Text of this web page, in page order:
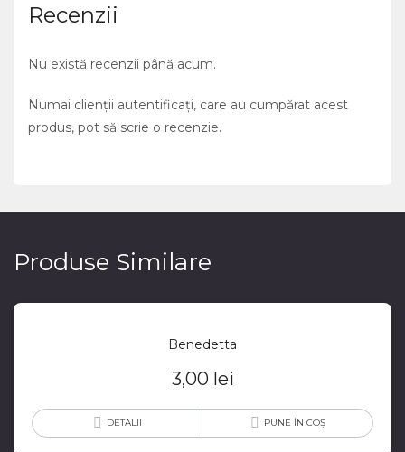
Recenzii
Nu există recenzii până acum.
Numai clienții autentificați, care au cumpărat acest
produs, pot să scrie o recenzie.
Produse Similare
Benedetta
3,00 lei
DETALII PUNE ÎN COȘ